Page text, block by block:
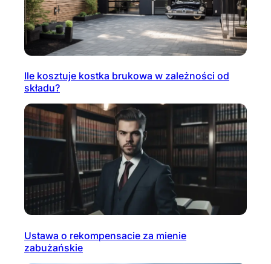
Ile kosztuje kostka brukowa w zależności od
składu?
Ustawa o rekompensacie za mienie
zabużańskie